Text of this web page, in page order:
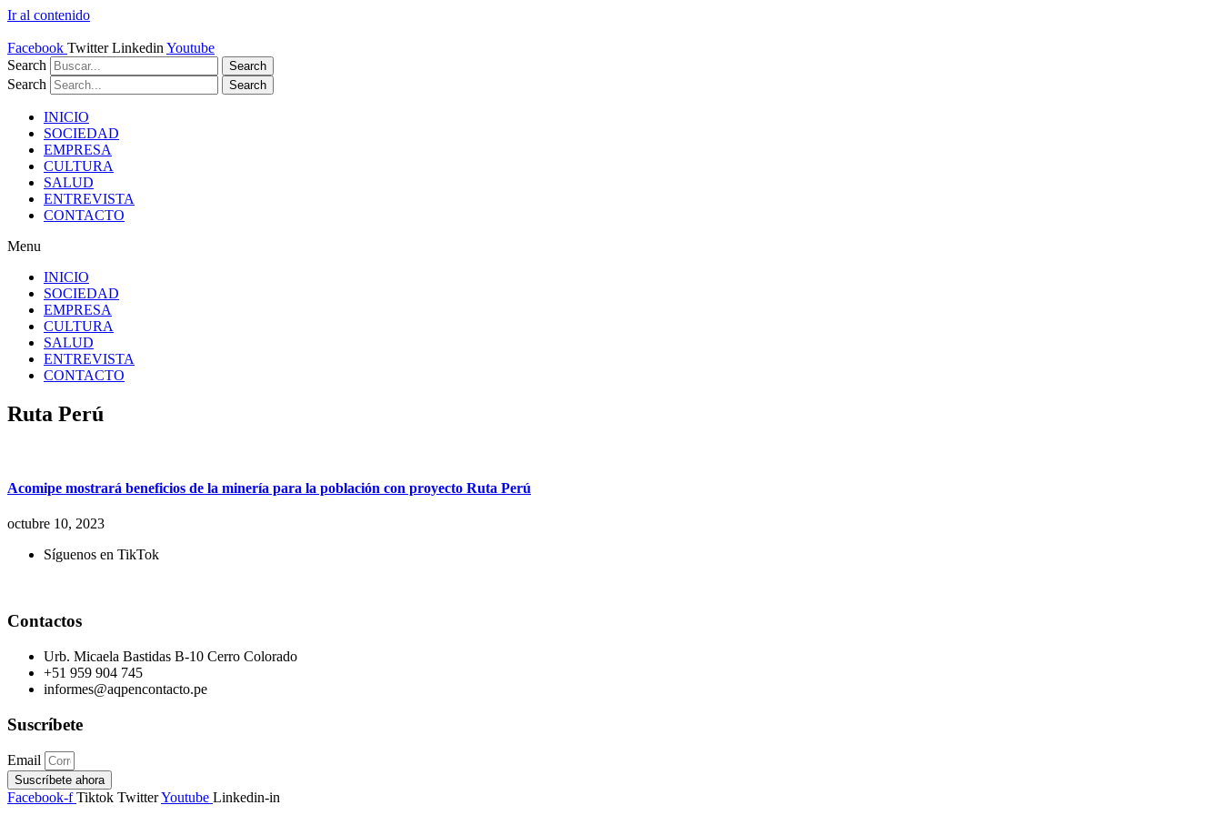
Ir al contenido
Facebook Twitter Linkedin Youtube
Search
Search
Search Search
INICIO
SOCIEDAD
EMPRESA
CULTURA
SALUD
ENTREVISTA
CONTACTO
Menu
INICIO
SOCIEDAD
EMPRESA
CULTURA
SALUD
ENTREVISTA
CONTACTO
Ruta Perú
Acomipe mostrará beneficios de la minería para la población con proyecto Ruta Perú
octubre 10, 2023
Síguenos en TikTok
Contactos
Urb. Micaela Bastidas B-10 Cerro Colorado
+51 959 904 745
informes@aqpencontacto.pe
Suscríbete
Email
Suscríbete ahora
Facebook-f Tiktok TwitterYoutube Linkedin-in